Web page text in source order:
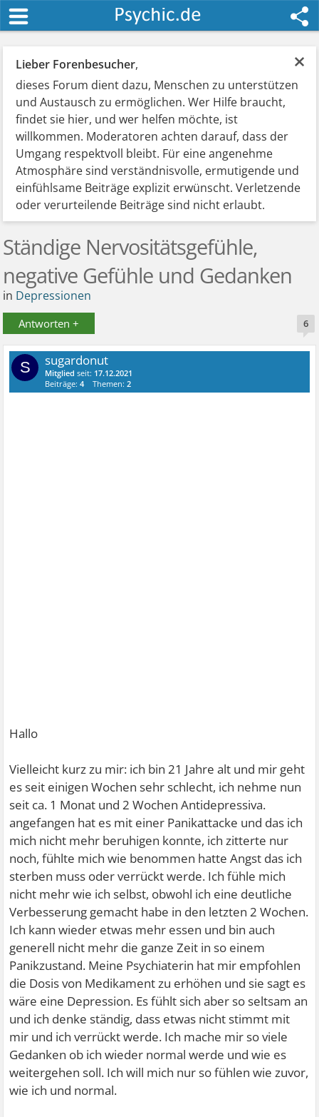
×
Lieber Forenbesucher,
dieses Forum dient dazu, Menschen zu unterstützen
und Austausch zu ermöglichen. Wer Hilfe braucht,
findet sie hier, und wer helfen möchte, ist
willkommen. Moderatoren achten darauf, dass der
Umgang respektvoll bleibt. Für eine angenehme
Atmosphäre sind verständnisvolle, ermutigende und
einfühlsame Beiträge explizit erwünscht. Verletzende
oder verurteilende Beiträge sind nicht erlaubt.
Ständige Nervositätsgefühle,
negative Gefühle und Gedanken
in Depressionen
Antworten + 6
S sugardonut
Mitglied seit: 17.12.2021
Beiträge:4 Themen:2
Hallo
Vielleicht kurz zu mir: ich bin 21 Jahre alt und mir geht
es seit einigen Wochen sehr schlecht, ich nehme nun
seit ca. 1 Monat und 2 Wochen Antidepressiva.
angefangen hat es mit einer Panikattacke und das ich
mich nicht mehr beruhigen konnte, ich zitterte nur
noch, fühlte mich wie benommen hatte Angst das ich
sterben muss oder verrückt werde. Ich fühle mich
nicht mehr wie ich selbst, obwohl ich eine deutliche
Verbesserung gemacht habe in den letzten 2 Wochen.
Ich kann wieder etwas mehr essen und bin auch
generell nicht mehr die ganze Zeit in so einem
Panikzustand. Meine Psychiaterin hat mir empfohlen
die Dosis von Medikament zu erhöhen und sie sagt es
wäre eine Depression. Es fühlt sich aber so seltsam an
und ich denke ständig, dass etwas nicht stimmt mit
mir und ich verrückt werde. Ich mache mir so viele
Gedanken ob ich wieder normal werde und wie es
weitergehen soll. Ich will mich nur so fühlen wie zuvor,
wie ich und normal.